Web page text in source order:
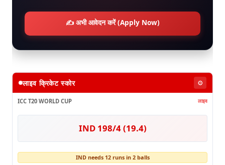
✍️ अभी आवेदन करें (Apply Now)
लाइव क्रिकेट स्कोर ⚙️
ICC T20 WORLD CUP लाइव
IND 198/4 (19.4)
IND needs 12 runs in 2 balls